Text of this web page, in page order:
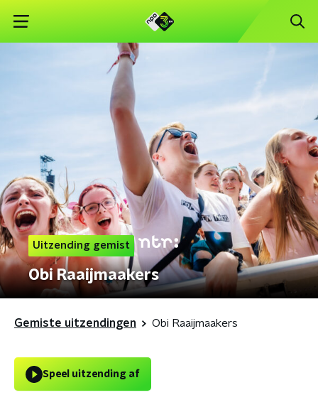
Uitzending gemist
Obi Raaijmaakers
Gemiste uitzendingen Obi Raaijmaakers
Speel uitzending af